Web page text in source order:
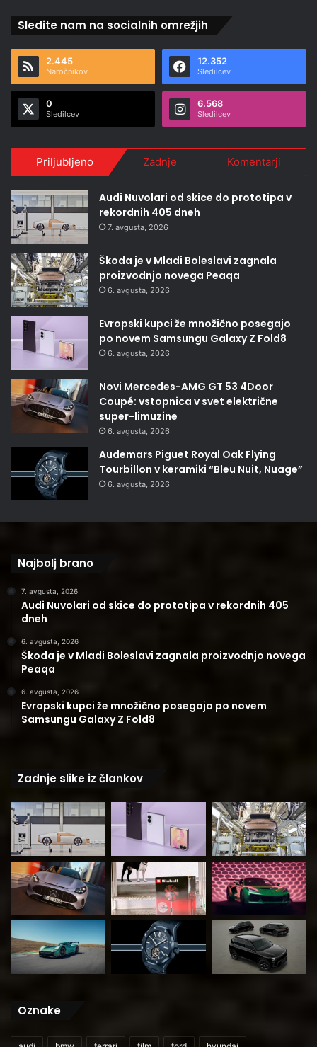
Sledite nam na socialnih omrežjih
2.445
Naročnikov
12.352
Sledilcev
0
Sledilcev
6.568
Sledilcev
Priljubljeno Zadnje Komentarji
Audi Nuvolari od skice do prototipa v
rekordnih 405 dneh
7. avgusta, 2026
Škoda je v Mladi Boleslavi zagnala
proizvodnjo novega Peaqa
6. avgusta, 2026
Evropski kupci že množično posegajo
po novem Samsungu Galaxy Z Fold8
6. avgusta, 2026
Novi Mercedes-AMG GT 53 4Door
Coupé: vstopnica v svet električne
super-limuzine
6. avgusta, 2026
Audemars Piguet Royal Oak Flying
Tourbillon v keramiki “Bleu Nuit, Nuage”
6. avgusta, 2026
Najbolj brano
7. avgusta, 2026
Audi Nuvolari od skice do prototipa v rekordnih 405
dneh
6. avgusta, 2026
Škoda je v Mladi Boleslavi zagnala proizvodnjo novega
Peaqa
6. avgusta, 2026
Evropski kupci že množično posegajo po novem
Samsungu Galaxy Z Fold8
Zadnje slike iz člankov
Oznake